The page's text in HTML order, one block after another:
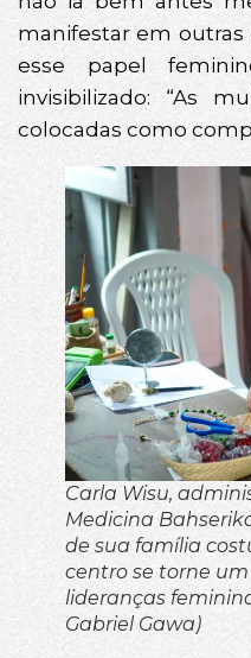
manifestar em outras
esse papel
invisibilizado: “As
colocadas como
Carla Wisu,
Medicina
de sua família
centro se torne
lideranças
Gabriel Gawa)